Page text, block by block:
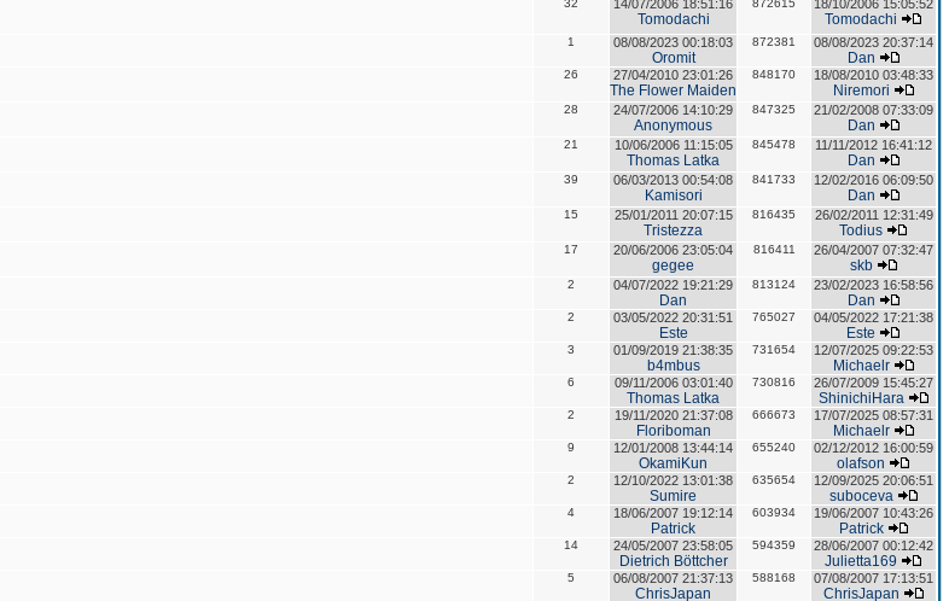
32 14/07/2006 18:51:16
Tomodachi
872615 18/10/2006 15:05:52
Tomodachi
1 08/08/2023 00:18:03
Oromit
872381 08/08/2023 20:37:14
Dan
26 27/04/2010 23:01:26
The Flower Maiden
848170 18/08/2010 03:48:33
Niremori
28 24/07/2006 14:10:29
Anonymous
847325 21/02/2008 07:33:09
Dan
21 10/06/2006 11:15:05
Thomas Latka
845478 11/11/2012 16:41:12
Dan
39 06/03/2013 00:54:08
Kamisori
841733 12/02/2016 06:09:50
Dan
15 25/01/2011 20:07:15
Tristezza
816435 26/02/2011 12:31:49
Todius
17 20/06/2006 23:05:04
gegee
816411 26/04/2007 07:32:47
skb
2 04/07/2022 19:21:29
Dan
813124 23/02/2023 16:58:56
Dan
2 03/05/2022 20:31:51
Este
765027 04/05/2022 17:21:38
Este
3 01/09/2019 21:38:35
b4mbus
731654 12/07/2025 09:22:53
Michaelr
6 09/11/2006 03:01:40
Thomas Latka
730816 26/07/2009 15:45:27
ShinichiHara
2 19/11/2020 21:37:08
Floriboman
666673 17/07/2025 08:57:31
Michaelr
9 12/01/2008 13:44:14
OkamiKun
655240 02/12/2012 16:00:59
olafson
2 12/10/2022 13:01:38
Sumire
635654 12/09/2025 20:06:51
suboceva
4 18/06/2007 19:12:14
Patrick
603934 19/06/2007 10:43:26
Patrick
14 24/05/2007 23:58:05
Dietrich Böttcher
594359 28/06/2007 00:12:42
Julietta169
5 06/08/2007 21:37:13
ChrisJapan
588168 07/08/2007 17:13:51
ChrisJapan